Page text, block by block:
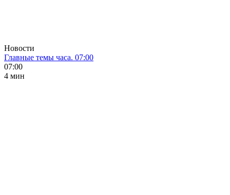
Новости
Главные темы часа. 07:00
07:00
4 мин